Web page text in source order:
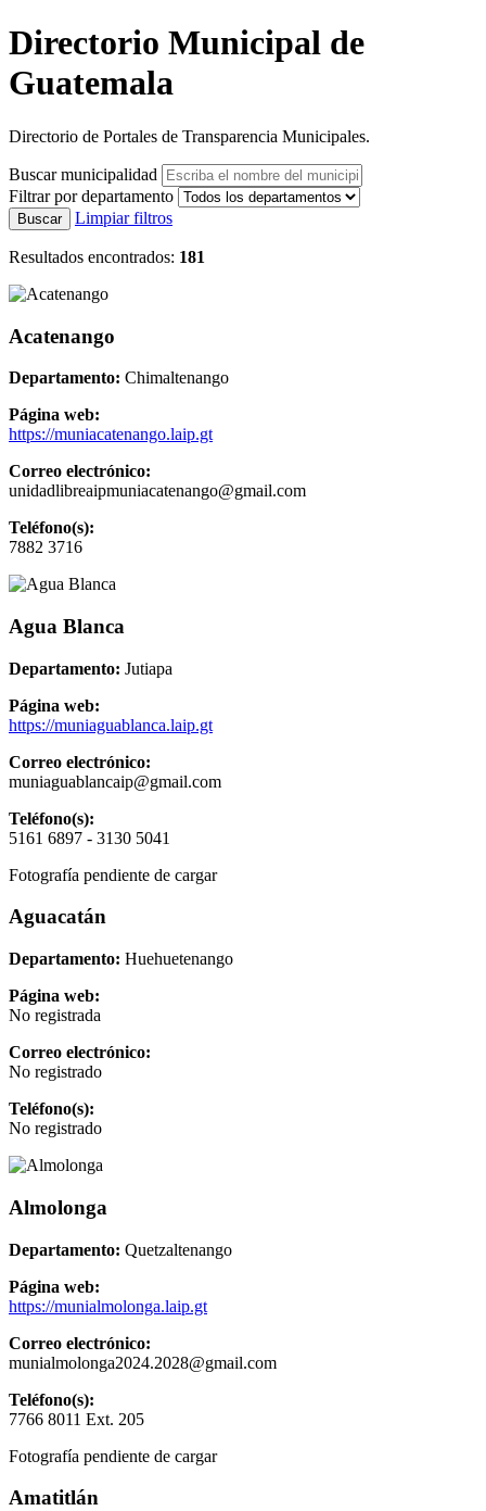
Directorio Municipal de
Guatemala
Directorio de Portales de Transparencia Municipales.
Buscar municipalidad
Filtrar por departamento
Buscar Limpiar filtros
Resultados encontrados: 181
Acatenango
Departamento: Chimaltenango
Página web:
https://muniacatenango.laip.gt
Correo electrónico:
unidadlibreaipmuniacatenango@gmail.com
Teléfono(s):
7882 3716
Agua Blanca
Departamento: Jutiapa
Página web:
https://muniaguablanca.laip.gt
Correo electrónico:
muniaguablancaip@gmail.com
Teléfono(s):
5161 6897 - 3130 5041
Fotografía pendiente de cargar
Aguacatán
Departamento: Huehuetenango
Página web:
No registrada
Correo electrónico:
No registrado
Teléfono(s):
No registrado
Almolonga
Departamento: Quetzaltenango
Página web:
https://munialmolonga.laip.gt
Correo electrónico:
munialmolonga2024.2028@gmail.com
Teléfono(s):
7766 8011 Ext. 205
Fotografía pendiente de cargar
Amatitlán